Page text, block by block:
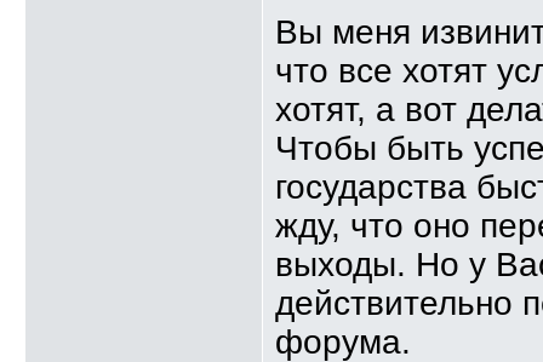
Вы меня
что все хотят
хотят, а вот
Чтобы быть
государства
жду, что оно
выходы. Но у
действительно
форума.